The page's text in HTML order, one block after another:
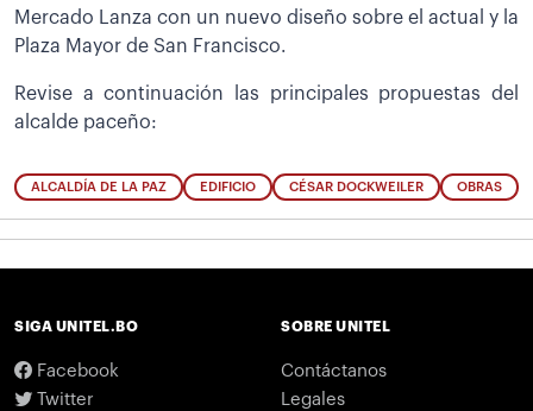
Mercado Lanza con un nuevo diseño sobre el actual y la
Plaza Mayor de San Francisco.
Revise a continuación las principales propuestas del
alcalde paceño:
ALCALDÍA DE LA PAZ EDIFICIO CÉSAR DOCKWEILER OBRAS
SIGA UNITEL.BO
Facebook
Twitter
SOBRE UNITEL
Contáctanos
Legales